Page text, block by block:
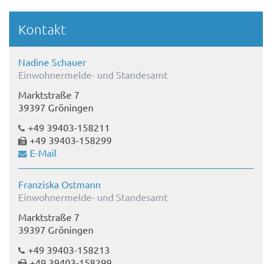
Kontakt
Nadine Schauer
Einwohnermelde- und Standesamt
Marktstraße 7
39397 Gröningen
+49 39403-158211
+49 39403-158299
E-Mail
Franziska Ostmann
Einwohnermelde- und Standesamt
Marktstraße 7
39397 Gröningen
+49 39403-158213